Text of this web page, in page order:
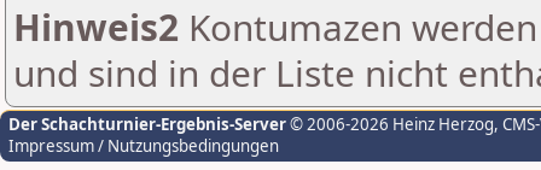
Hinweis2 Kontumazen
und sind in der Liste nicht
Der Schachturnier-Ergebnis-Server© 2006-2026 Heinz Herzog,
Impressum / Nutzungsbedingungen